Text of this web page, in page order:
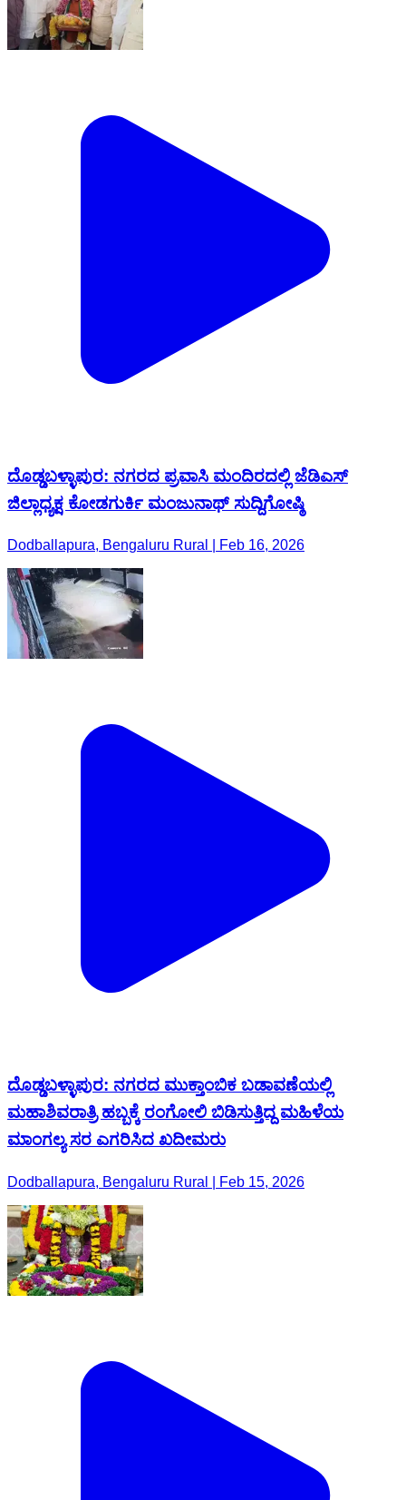
ದೊಡ್ಡಬಳ್ಳಾಪುರ: ನಗರದ ಪ್ರವಾಸಿ ಮಂದಿರದಲ್ಲಿ ಜೆಡಿಎಸ್
ಜಿಲ್ಲಾಧ್ಯಕ್ಷ ಕೋಡಗುರ್ಕಿ ಮಂಜುನಾಥ್ ಸುದ್ದಿಗೋಷ್ಠಿ
Dodballapura, Bengaluru Rural | Feb 16, 2026
ದೊಡ್ಡಬಳ್ಳಾಪುರ: ನಗರದ ಮುಕ್ತಾಂಬಿಕ ಬಡಾವಣೆಯಲ್ಲಿ
ಮಹಾಶಿವರಾತ್ರಿ ಹಬ್ಬಕ್ಕೆ ರಂಗೋಲಿ ಬಿಡಿಸುತ್ತಿದ್ದ ಮಹಿಳೆಯ
ಮಾಂಗಲ್ಯ ಸರ ಎಗರಿಸಿದ ಖದೀಮರು
Dodballapura, Bengaluru Rural | Feb 15, 2026